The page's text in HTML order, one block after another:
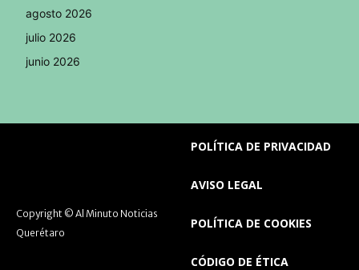
agosto 2026
julio 2026
junio 2026
Copyright © Al Minuto Noticias
Querétaro
POLÍTICA DE PRIVACIDAD
AVISO LEGAL
POLÍTICA DE COOKIES
CÓDIGO DE ÉTICA